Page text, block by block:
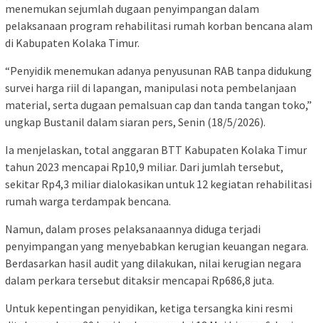
menemukan sejumlah dugaan penyimpangan dalam
pelaksanaan program rehabilitasi rumah korban bencana alam
di Kabupaten Kolaka Timur.
“Penyidik menemukan adanya penyusunan RAB tanpa didukung
survei harga riil di lapangan, manipulasi nota pembelanjaan
material, serta dugaan pemalsuan cap dan tanda tangan toko,”
ungkap Bustanil dalam siaran pers, Senin (18/5/2026).
Ia menjelaskan, total anggaran BTT Kabupaten Kolaka Timur
tahun 2023 mencapai Rp10,9 miliar. Dari jumlah tersebut,
sekitar Rp4,3 miliar dialokasikan untuk 12 kegiatan rehabilitasi
rumah warga terdampak bencana.
Namun, dalam proses pelaksanaannya diduga terjadi
penyimpangan yang menyebabkan kerugian keuangan negara.
Berdasarkan hasil audit yang dilakukan, nilai kerugian negara
dalam perkara tersebut ditaksir mencapai Rp686,8 juta.
Untuk kepentingan penyidikan, ketiga tersangka kini resmi